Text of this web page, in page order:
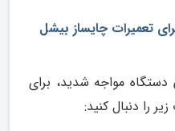
تعمیرات چایساز بیشل
مواجه شدید، برای
را دنبال کنید: